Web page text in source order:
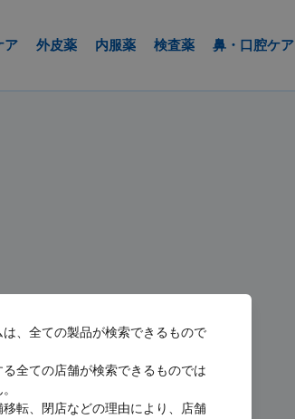
ア 外皮薬 内服薬 検査薬 鼻・口腔ケア
は、全ての製品が検索できるもので
る全ての店舗が検索できるものでは
移転、閉店などの理由により、店舗